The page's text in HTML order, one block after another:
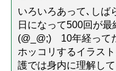
いろいろあって､しば
日になって500回が
(@_@;) 10年経って
ホッコリするイラス
護では身内に理解し